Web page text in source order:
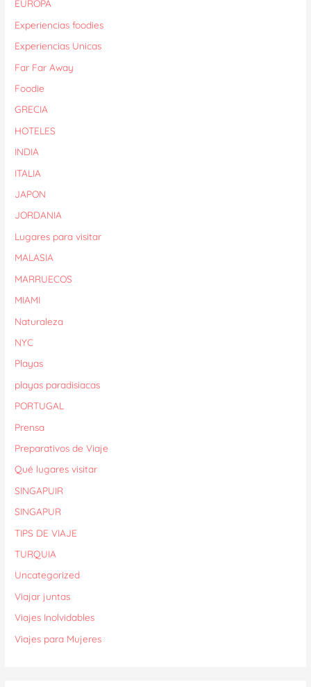
EUROPA
Experiencias foodies
Experiencias Unicas
Far Far Away
Foodie
GRECIA
HOTELES
INDIA
ITALIA
JAPON
JORDANIA
Lugares para visitar
MALASIA
MARRUECOS
MIAMI
Naturaleza
NYC
Playas
playas paradisiacas
PORTUGAL
Prensa
Preparativos de Viaje
Qué lugares visitar
SINGAPUIR
SINGAPUR
TIPS DE VIAJE
TURQUIA
Uncategorized
Viajar juntas
Viajes Inolvidables
Viajes para Mujeres